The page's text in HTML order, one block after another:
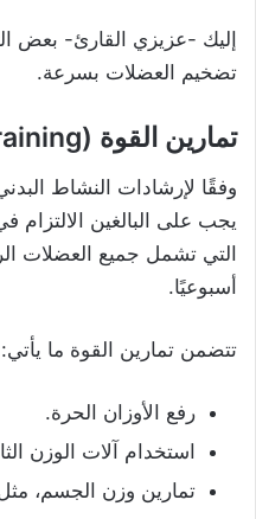
إليك -عزيزي القارئ- بعض
تضخيم العضلات بسرعة.
تمارين القوة (Strength Training)
يجب على البالغين الالتزام
التي تشمل جميع العضلات
أسبوعيًا.
تتضمن تمارين القوة ما يأتي:
رفع الأوزان الحرة.
استخدام آلات الوزن
تمارين وزن الجسم،